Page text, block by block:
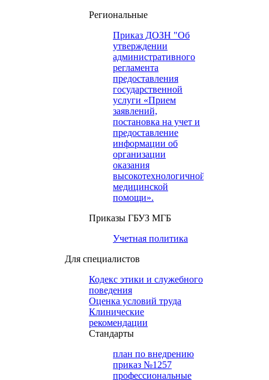
Региональные
Приказ ДОЗН "Об
утверждении
административного
регламента
предоставления
государственной
услуги «Прием
заявлений,
постановка на учет и
предоставление
информации об
организации
оказания
высокотехнологичной
медицинской
помощи».
Приказы ГБУЗ МГБ
Учетная политика
Для специалистов
Кодекс этики и служебного
поведения
Оценка условий труда
Клинические
рекомендации
Cтандарты
план по внедрению
приказ №1257
профессиональные